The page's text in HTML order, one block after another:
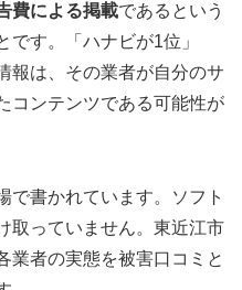
費による掲載であるという
す。「ハナビが1位」
報は、その業者が自分のサ
コンテンツである可能性が
で書かれています。ソフト
取っていません。東近江市
業者の実態を被害口コミと